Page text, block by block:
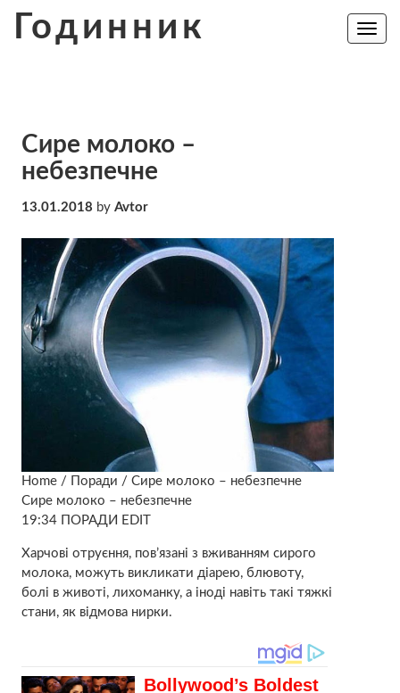
Годинник
Toggle
Сире молоко –
небезпечне
13.01.2018 by Avtor
Home / Поради / Сире молоко – небезпечне
Сире молоко – небезпечне
19:34 ПОРАДИ EDIT
Харчові отруєння, пов’язані з вживанням сирого
молока, можуть викликати діарею, блювоту,
болі в животі, лихоманку, а іноді навіть такі тяжкі
стани, як відмова нирки.